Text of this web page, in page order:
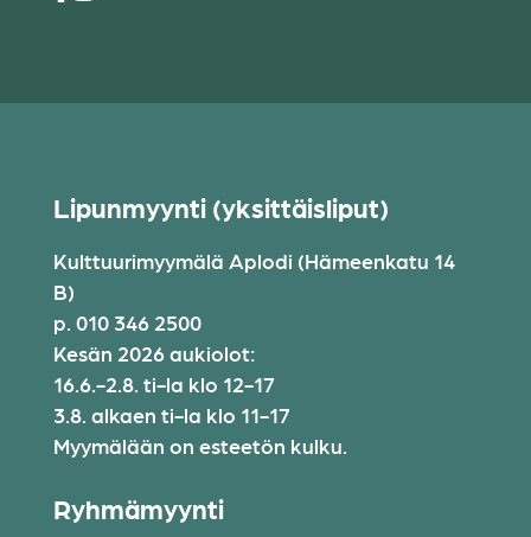
Lipunmyynti (yksittäisliput)
Kulttuurimyymälä Aplodi (Hämeenkatu 14
B)
p. 010 346 2500
Kesän 2026 aukiolot:
16.6.-2.8. ti-la klo 12-17
3.8. alkaen ti-la klo 11-17
Myymälään on esteetön kulku.
Ryhmämyynti